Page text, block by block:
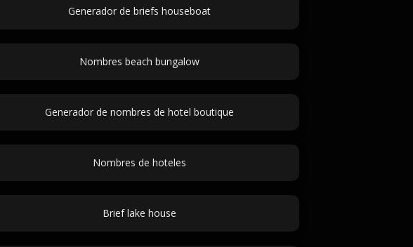
Generador de briefs houseboat
Nombres beach bungalow
Generador de nombres de hotel boutique
Nombres de hoteles
Brief lake house